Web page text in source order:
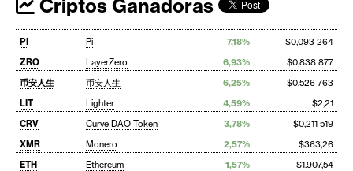
Criptos Ganadoras
PI Pi 7,18%
$0,093 264
ZRO
LayerZero 6,93%
$0,838 877
币安人生
币安人生 6,25%
$0,526 763
LIT
Lighter 4,59%
$2,21
CRV
Curve DAO Token 3,78%
$0,211 519
XMR
Monero 2,57%
$363,26
ETH
Ethereum 1,57%
$1.907,54